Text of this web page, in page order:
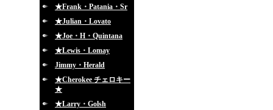
★Frank・Patania・Sr
★Julian・Lovato
★Joe・H・Quintana
★Lewis・Lomay
Jimmy・Herald
★Cherokee チェロキー
★
★Larry・Golsh